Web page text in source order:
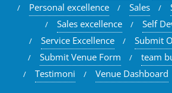
Personal excellence
Sales
Sales excellence
Self
Service Excellence
Submit
Submit Venue Form
team
Testimoni
Venue Dashboard